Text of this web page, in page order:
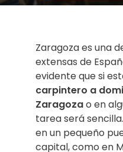
Zaragoza es una
extensas de
evidente que si
carpintero a
Zaragozao en
tarea será
en un pequeño
capital, como en